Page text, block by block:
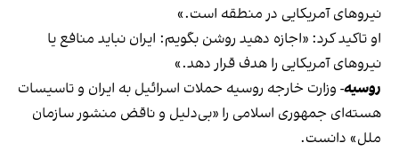
نیروهای آمریکایی در منطقه است.»
او تاکید کرد: «اجازه دهید روشن بگویم: ایران نباید منافع یا
نیروهای آمریکایی را هدف قرار دهد.»
روسیه- وزارت خارجه روسیه حملات اسرائیل به ایران و تاسیسات
هسته‌ای جمهوری اسلامی را «بی‌دلیل و ناقض منشور سازمان
ملل» دانست.